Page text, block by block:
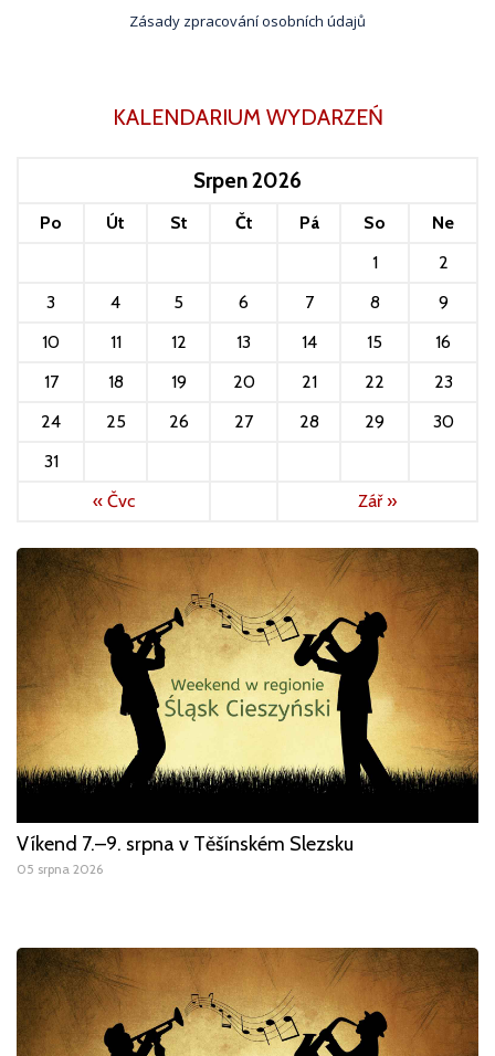
Zásady zpracování osobních údajů
KALENDARIUM WYDARZEŃ
Srpen 2026
Po Út St Čt Pá So
Ne
1
2
3
4 5 6 7 8
9
10
11 12 13 14 15
16
17
18 19 20 21 22
23
24
25 26 27 28 29
30
31
« Čvc
Zář »
Víkend 7.–9. srpna v Těšínském Slezsku
05 srpna 2026